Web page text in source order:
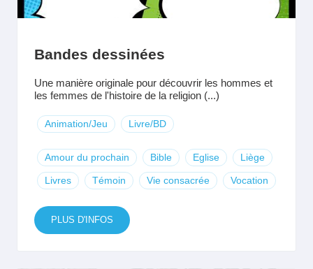
Bandes dessinées
Une manière originale pour découvrir les hommes et
les femmes de l'histoire de la religion (...)
Animation/Jeu Livre/BD
Amour du prochain Bible Eglise Liège
Livres Témoin Vie consacrée Vocation
PLUS D'INFOS